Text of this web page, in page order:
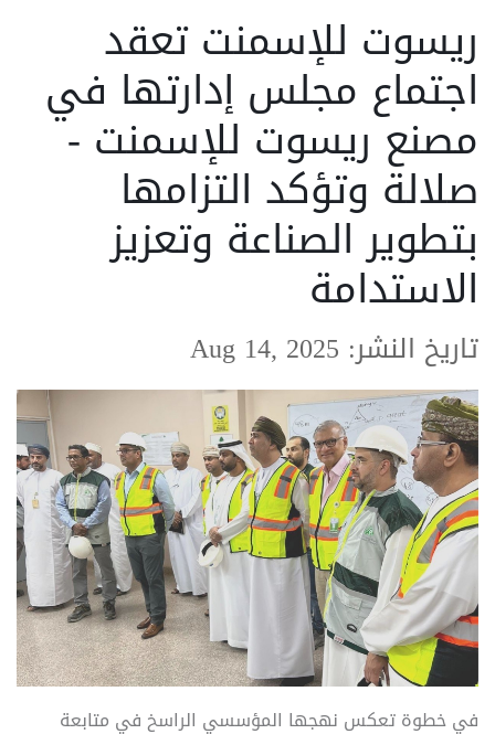
ريسوت للإسمنت تعقد
اجتماع مجلس إدارتها في
مصنع ريسوت للإسمنت -
صلالة وتؤكد التزامها
بتطوير الصناعة وتعزيز
الاستدامة
تاريخ النشر: Aug 14, 2025
في خطوة تعكس نهجها المؤسسي الراسخ في متابعة